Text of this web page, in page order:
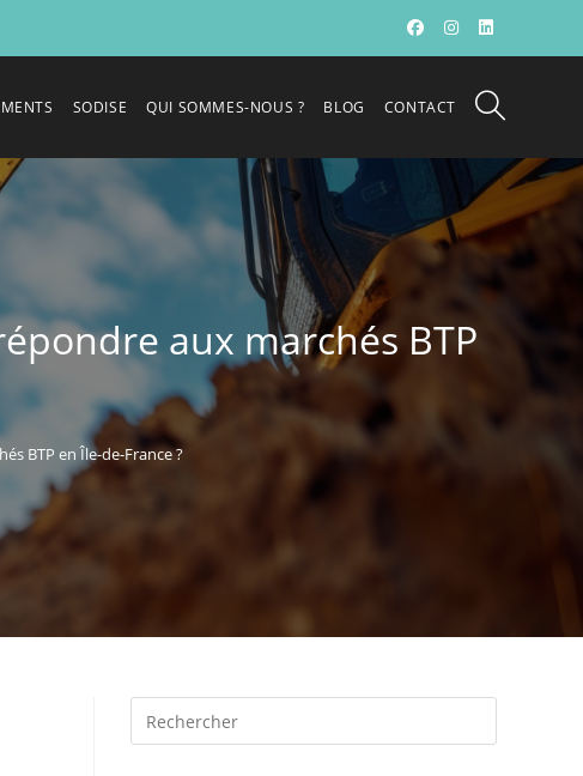
SODISE QUI SOMMES-NOUS ? BLOG CONTACT
aux marchés BTP
BTP en Île-de-France ?